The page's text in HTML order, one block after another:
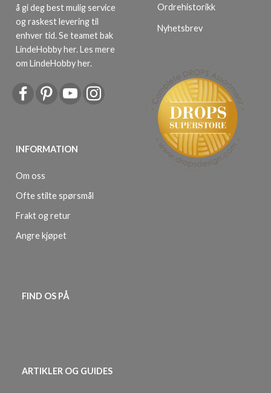
å gi deg best mulig service
og raskest levering til
enhver tid. Se teamet bak
LindeHobby her.Les mere
om LindeHobby her.
INFORMATION
Om oss
Ofte stilte spørsmål
Frakt og retur
Angre kjøpet
Ordrehistorikk
Nyhetsbrev
FIND OS PÅ
ARTIKLER OG GUIDES